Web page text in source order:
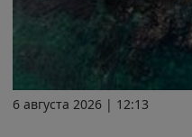
6 августа 2026 | 12:13